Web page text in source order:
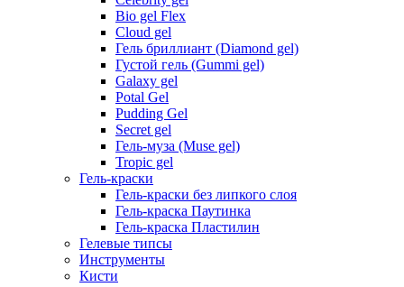
Bio gel Flex
Cloud gel
Гель бриллиант (Diamond gel)
Густой гель (Gummi gel)
Galaxy gel
Potal Gel
Pudding Gel
Secret gel
Гель-муза (Muse gel)
Tropic gel
Гель-краски
Гель-краски без липкого слоя
Гель-краска Паутинка
Гель-краска Пластилин
Гелевые типсы
Инструменты
Кисти